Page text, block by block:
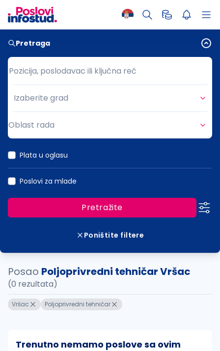
Pretraga
Pozicija, poslodavac ili ključna reč
Pozicija, poslodavac ili ključna reč
Grad
Izaberite grad
Oblast rada
Plata u oglasu
Poslovi za mlade
Pretražite
Poništite filtere
Posao Poljoprivredni tehničar Vršac
(0 rezultata)
Vršac Poljoprivredni tehničar
Trenutno nemamo poslove sa ovim